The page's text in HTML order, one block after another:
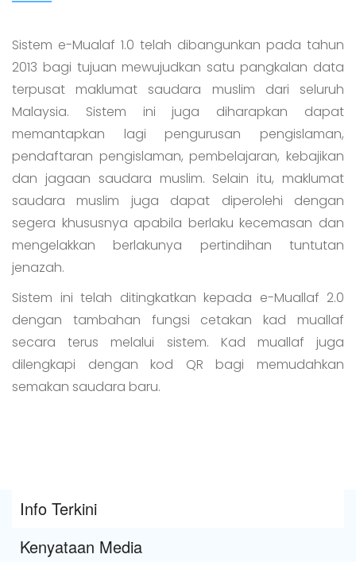
Sistem e-Mualaf 1.0 telah dibangunkan pada tahun
2013 bagi tujuan mewujudkan satu pangkalan data
terpusat maklumat saudara muslim dari seluruh
Malaysia. Sistem ini juga diharapkan dapat
memantapkan lagi pengurusan pengislaman,
pendaftaran pengislaman, pembelajaran, kebajikan
dan jagaan saudara muslim. Selain itu, maklumat
saudara muslim juga dapat diperolehi dengan
segera khususnya apabila berlaku kecemasan dan
mengelakkan berlakunya pertindihan tuntutan
jenazah.
Sistem ini telah ditingkatkan kepada e-Muallaf 2.0
dengan tambahan fungsi cetakan kad muallaf
secara terus melalui sistem. Kad muallaf juga
dilengkapi dengan kod QR bagi memudahkan
semakan saudara baru.
Info Terkini
Kenyataan Media